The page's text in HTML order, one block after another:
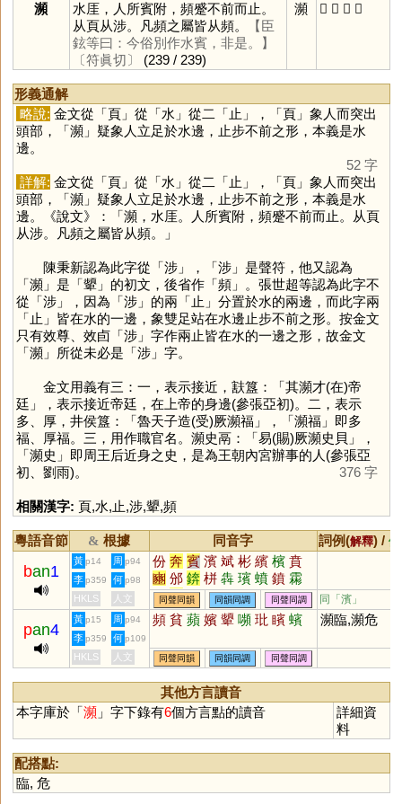
瀕
水厓，人所賓附，頻蹙不前而止。
从頁从涉。凡頻之屬皆从頻。
【臣
鉉等曰：今俗別作水賓，非是。】
〔符眞切〕
(239 / 239)
瀕 𩕘 𩕨 𩔤 頻
形義通解
略說: 金文從「頁」從「水」從二「止 」，「頁」象人而突出
頭部，「瀕」疑象人立足於水邊，止步不前之形，本義是水
邊。
52 字
詳解: 金文從「頁」從「水」從二「止 」，「頁」象人而突出
頭部，「瀕」疑象人立足於水邊，止步不前之形，本義是水
邊。《說文》：「瀕，水厓。人所賓附，頻蹙不前而止。从頁
从涉。凡頻之屬皆从頻。」
陳秉新認為此字從「涉」，「涉」是聲符，他又認為
「瀕」是「顰」的初文，後省作「頻」。張世超等認為此字不
從「涉」，因為「涉」的兩「止 」分置於水的兩邊，而此字兩
「止 」皆在水的一邊，象雙足站在水邊止步不前之形。按金文
只有效尊、效卣「涉」字作兩止皆在水的一邊之形，故金文
「瀕」所從未必是「涉」字。
金文用義有三：一，表示接近，㝬簋：「其瀕才(在)帝
廷」，表示接近帝廷，在上帝的身邊(參張亞初)。二，表示
多、厚，井侯簋：「魯天子造(受)厥瀕福」，「瀕福」即多
福、厚福。三，用作職官名。瀕史鬲：「易(賜)厥瀕史貝」，
「瀕史」即周王后近身之史，是為王朝內宮辦事的人(參張亞
初、劉雨)。
376 字
相關漢字: 頁,水,止,涉,顰,頻
粵語音節 & 根據 同音字 詞例(解釋) /
ban1
黃 p14 周 p94 份 奔 賓 濱 斌 彬 繽 檳 賁
豳 邠 錛 栟 犇 璸 蟦 鐼 霦
虨 豩 礗 椕 驞 渀 泍 儐 鑌
蠙 玢 攽 汃
李 p359 何 p98
HKLS 人文 同聲同韻 同韻同調 同聲同調 同「濱 」
pan4
黃 p15 周 p94 頻 貧 蘋 嬪 顰 嚬 玭 矉 蠙 瀕臨,瀕危
李 p359 何 p109
HKLS 人文 同聲同韻 同韻同調 同聲同調
其他方言讀音
本字庫於「瀕」字下錄有6個方言點的讀音
詳細資
料
配搭點:
臨, 危